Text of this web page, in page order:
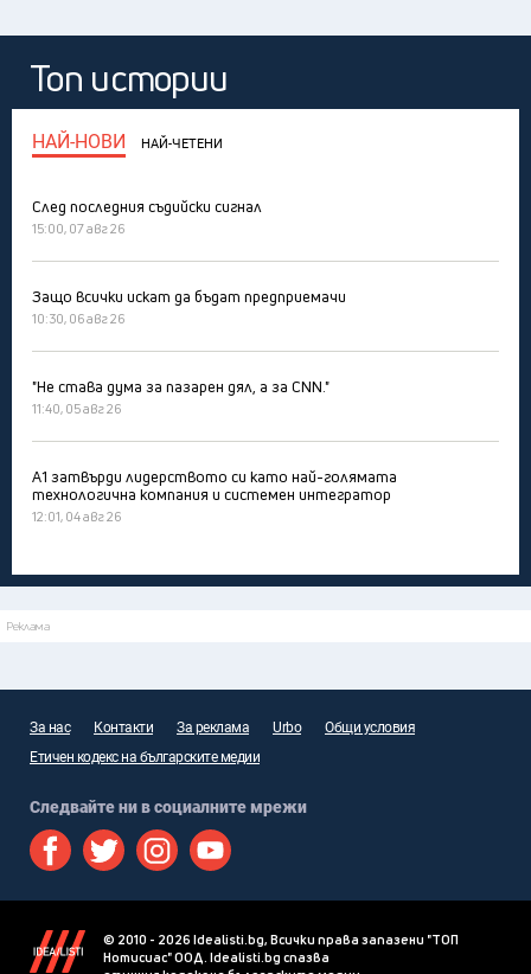
Топ истории
НАЙ-НОВИ НАЙ-ЧЕТЕНИ
След последния съдийски сигнал
15:00, 07 авг 26
Защо всички искат да бъдат предприемачи
10:30, 06 авг 26
"Не става дума за пазарен дял, а за CNN."
11:40, 05 авг 26
А1 затвърди лидерството си като най-голямата
технологична компания и системен интегратор
12:01, 04 авг 26
Реклама
За нас Контакти За реклама Urbo
Общи условия
Етичен кодекс на българските медии
Следвайте ни в социалните мрежи
© 2010 - 2026 Idealisti.bg, Всички права запазени "ТОП
Нотисиас" ООД. Idealisti.bg спазва